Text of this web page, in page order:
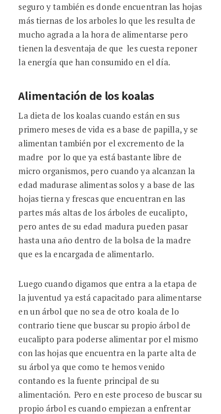
seguro y también es donde encuentran las hojas
más tiernas de los arboles lo que les resulta de
mucho agrada a la hora de alimentarse pero
tienen la desventaja de que les cuesta reponer
la energía que han consumido en el día.
Alimentación de los koalas
La dieta de los koalas cuando están en sus
primero meses de vida es a base de papilla, y se
alimentan también por el excremento de la
madre por lo que ya está bastante libre de
micro organismos, pero cuando ya alcanzan la
edad madurase alimentas solos y a base de las
hojas tierna y frescas que encuentran en las
partes más altas de los árboles de eucalipto,
pero antes de su edad madura pueden pasar
hasta una año dentro de la bolsa de la madre
que es la encargada de alimentarlo.
Luego cuando digamos que entra a la etapa de
la juventud ya está capacitado para alimentarse
en un árbol que no sea de otro koala de lo
contrario tiene que buscar su propio árbol de
eucalipto para poderse alimentar por el mismo
con las hojas que encuentra en la parte alta de
su árbol ya que como te hemos venido
contando es la fuente principal de su
alimentación. Pero en este proceso de buscar su
propio árbol es cuando empiezan a enfrentar